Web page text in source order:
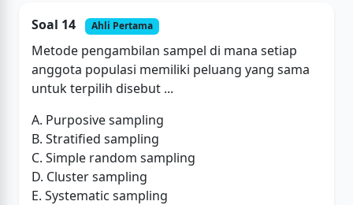
Soal 14 Ahli Pertama
Metode pengambilan sampel di mana setiap
anggota populasi memiliki peluang yang sama
untuk terpilih disebut ...
A. Purposive sampling
B. Stratified sampling
C. Simple random sampling
D. Cluster sampling
E. Systematic sampling